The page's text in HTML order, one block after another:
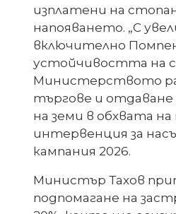
изплатени на
напояването. „С
включително
устойчивостта на
Министерството
търгове и отдаване
на земи в обхвата
интервенция за
кампания 2026.
Министър Тахов
подпомагане на